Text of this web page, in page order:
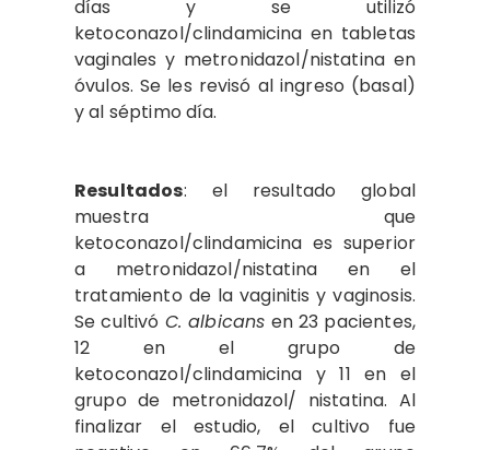
días y se utilizó
ketoconazol/clindamicina en tabletas
vaginales y metronidazol/nistatina en
óvulos. Se les revisó al ingreso (basal)
y al séptimo día.
Resultados: el resultado global
muestra que
ketoconazol/clindamicina es superior
a metronidazol/nistatina en el
tratamiento de la vaginitis y vaginosis.
Se cultivó C. albicans en 23 pacientes,
12 en el grupo de
ketoconazol/clindamicina y 11 en el
grupo de metronidazol/ nistatina. Al
finalizar el estudio, el cultivo fue